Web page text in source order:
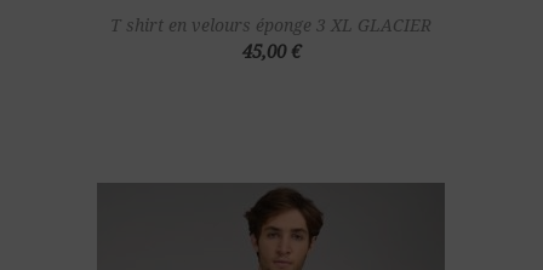
T shirt en velours éponge 3 XL GLACIER
45,00 €